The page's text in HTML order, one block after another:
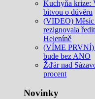
Kuchyňa krize:
bitvou o důvěru
(VIDEO) Měsíc
rezignovala
Heleníně
(VÍME PRVNÍ)
bude bez ANO
Žďár nad
procent
Novinky